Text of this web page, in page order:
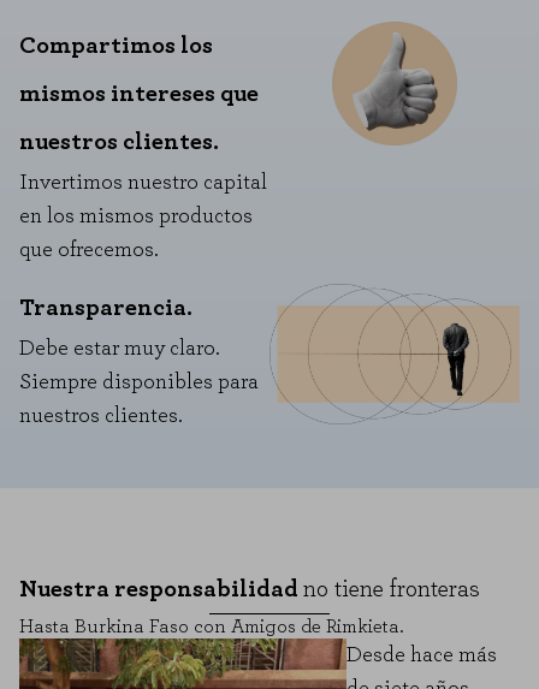
Compartimos los
mismos intereses que
nuestros clientes.
Invertimos nuestro capital
en los mismos productos
que ofrecemos.
Transparencia.
Debe estar muy claro.
Siempre disponibles para
nuestros clientes.
Nuestra responsabilidad no tiene fronteras
Hasta Burkina Faso con Amigos de Rimkieta.
Desde hace más